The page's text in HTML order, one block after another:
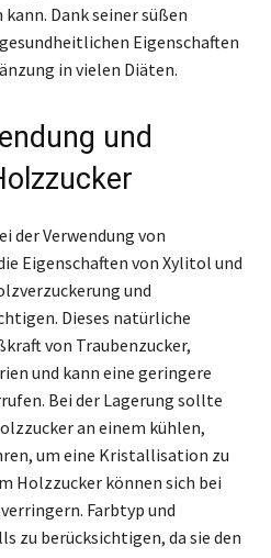
Dank seiner süßen
Eigenschaften
in vielen Diäten.
und
der Verwendung von
Eigenschaften von Xylitol und
und
Dieses natürliche
von Traubenzucker,
und kann eine geringere
Bei der Lagerung sollte
an einem kühlen,
um eine Kristallisation zu
Holzzucker können sich bei
Farbtyp und
zu berücksichtigen, da sie den